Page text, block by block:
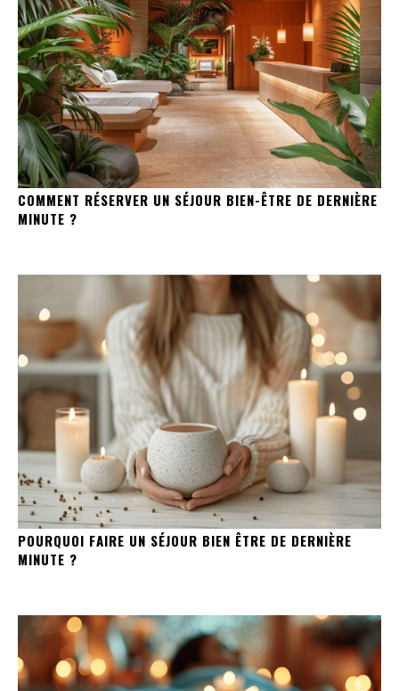
COMMENT RÉSERVER UN SÉJOUR BIEN-ÊTRE DE DERNIÈRE
MINUTE ?
POURQUOI FAIRE UN SÉJOUR BIEN ÊTRE DE DERNIÈRE
MINUTE ?